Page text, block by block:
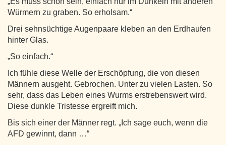
Würmern zu graben. So erholsam.“
Drei sehnsüchtige Augenpaare kleben an den Erdhaufen
hinter Glas.
„So einfach.“
Ich fühle diese Welle der Erschöpfung, die von diesen
Männern ausgeht. Gebrochen. Unter zu vielen Lasten. So
sehr, dass das Leben eines Wurms erstrebenswert wird.
Diese dunkle Tristesse ergreift mich.
Bis sich einer der Männer regt. „Ich sage euch, wenn die
AFD gewinnt, dann …“